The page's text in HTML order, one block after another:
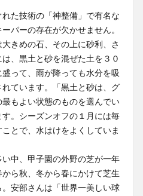
た技術の「神整備」で有名な
パーの存在が欠かせません。
きめの石、その上に砂利、さ
、黒土と砂を混ぜた土を３０
って、雨が降っても水分を吸
ています。「黒土と砂は、グ
もよい状態のものを選んでい
。シーズンオフの１月には毎
とで、水はけをよくしていま
中、甲子園の外野の芝が一年
ら秋、冬から春にかけて芝生
安部さんは「世界一美しい球